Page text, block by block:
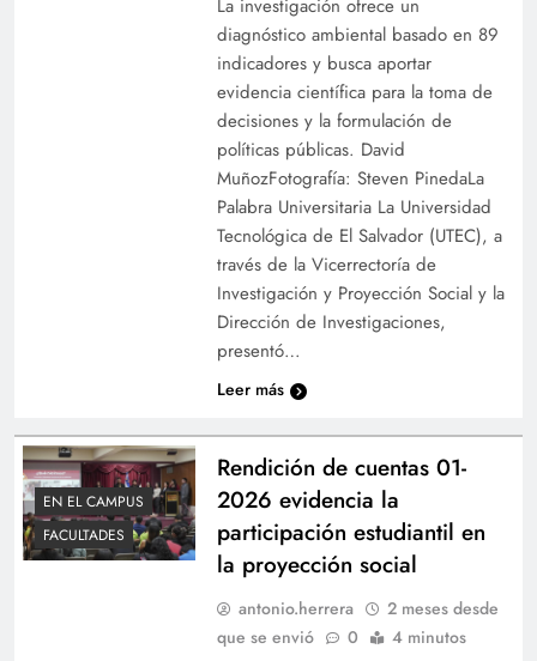
La investigación ofrece un
diagnóstico ambiental basado en 89
indicadores y busca aportar
evidencia científica para la toma de
decisiones y la formulación de
políticas públicas. David
MuñozFotografía: Steven PinedaLa
Palabra Universitaria La Universidad
Tecnológica de El Salvador (UTEC), a
través de la Vicerrectoría de
Investigación y Proyección Social y la
Dirección de Investigaciones,
presentó…
Leer más
EN EL CAMPUS
FACULTADES
Rendición de cuentas 01-
2026 evidencia la
participación estudiantil en
la proyección social
antonio.herrera
2 meses desde
que se envió
0 4 minutos